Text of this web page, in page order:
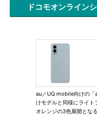
ドコモオンライン
au／UQ mobile向けの「
けモデルと同様にライト
オレンジの3色展開となる